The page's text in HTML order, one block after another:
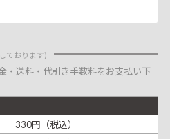
ております)
・送料・代引き手数料をお支払い下
330円（税込）